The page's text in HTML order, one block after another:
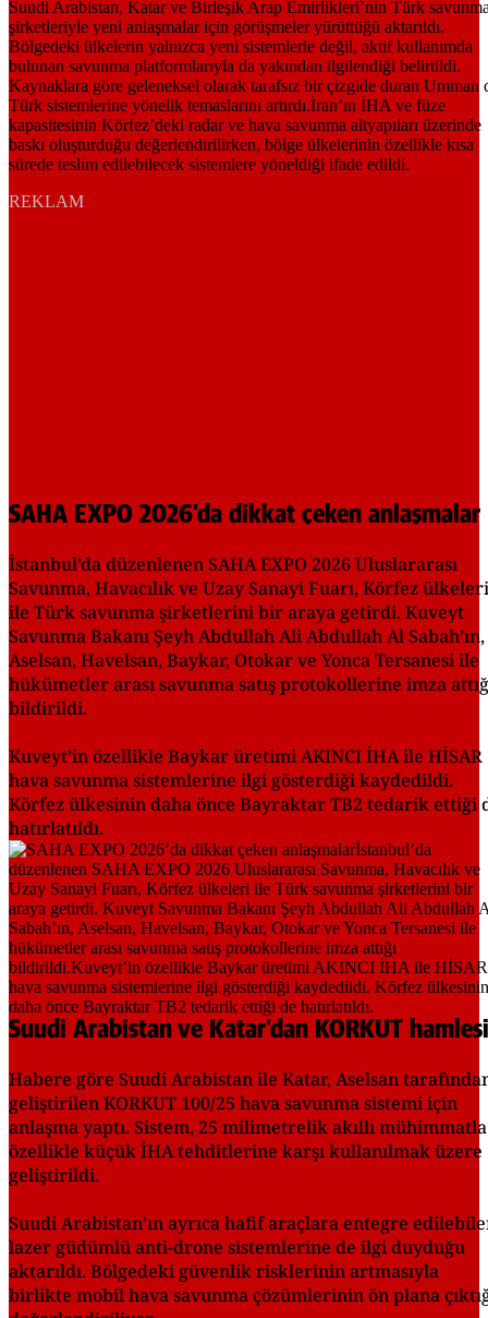
REKLAM
SAHA EXPO 2026’da dikkat çeken anlaşmalar
İstanbul’da düzenlenen SAHA EXPO 2026 Uluslararası
Savunma, Havacılık ve Uzay Sanayi Fuarı, Körfez ülkeleri
ile Türk savunma şirketlerini bir araya getirdi. Kuveyt
Savunma Bakanı Şeyh Abdullah Ali Abdullah Al Sabah’ın,
Aselsan, Havelsan, Baykar, Otokar ve Yonca Tersanesi ile
hükümetler arası savunma satış protokollerine imza
bildirildi.
Kuveyt’in özellikle Baykar üretimi AKINCI İHA ile HİSAR
hava savunma sistemlerine ilgi gösterdiği kaydedildi.
Körfez ülkesinin daha önce Bayraktar TB2 tedarik ettiği
hatırlatıldı.
Suudi Arabistan ve Katar’dan KORKUT hamlesi
Habere göre Suudi Arabistan ile Katar, Aselsan
geliştirilen KORKUT 100/25 hava savunma sistemi için
anlaşma yaptı. Sistem, 25 milimetrelik akıllı mühimmatla
özellikle küçük İHA tehditlerine karşı kullanılmak üzere
geliştirildi.
Suudi Arabistan’ın ayrıca hafif araçlara entegre
lazer güdümlü anti-drone sistemlerine de ilgi duyduğu
aktarıldı. Bölgedeki güvenlik risklerinin artmasıyla
birlikte mobil hava savunma çözümlerinin ön plana